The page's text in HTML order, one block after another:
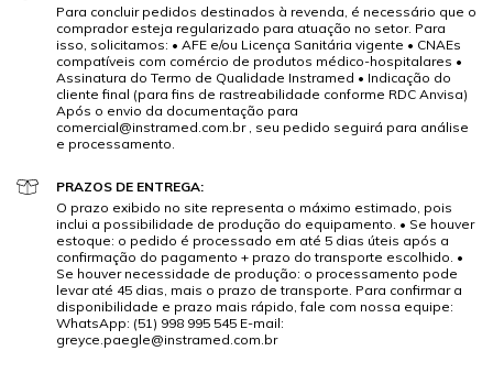
Para concluir pedidos destinados à revenda, é necessário que o
comprador esteja regularizado para atuação no setor. Para
isso, solicitamos: • AFE e/ou Licença Sanitária vigente • CNAEs
compatíveis com comércio de produtos médico-hospitalares •
Assinatura do Termo de Qualidade Instramed • Indicação do
cliente final (para fins de rastreabilidade conforme RDC Anvisa)
Após o envio da documentação para
comercial@instramed.com.br, seu pedido seguirá para análise
e processamento.
PRAZOS DE ENTREGA:
O prazo exibido no site representa o máximo estimado, pois
inclui a possibilidade de produção do equipamento. • Se houver
estoque: o pedido é processado em até 5 dias úteis após a
confirmação do pagamento + prazo do transporte escolhido. •
Se houver necessidade de produção: o processamento pode
levar até 45 dias, mais o prazo de transporte. Para confirmar a
disponibilidade e prazo mais rápido, fale com nossa equipe:
WhatsApp: (51) 998 995 545 E-mail:
greyce.paegle@instramed.com.br